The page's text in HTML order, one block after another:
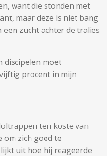
want die stonden met
maar deze is niet bang
zucht achter de tralies
discipelen moet
procent in mijn
ten koste van
om zich goed te
uit hoe hij reageerde